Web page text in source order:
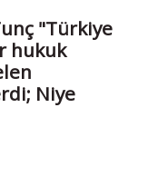
"Türkiye
hukuk
Niye